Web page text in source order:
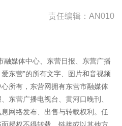
责任编辑：AN010
媒体中心、东营日报、东营广播
东营”的所有文字、图片和音视频
所有，东营网拥有东营市融媒体
东营广播电视台、黄河口晚刊、
网络发布、出售与转载权利。任